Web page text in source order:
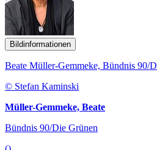
Bildinformationen
Beate Müller-Gemmeke, Bündnis 90/
© Stefan Kaminski
Müller-Gemmeke, Beate
Bündnis 90/Die Grünen